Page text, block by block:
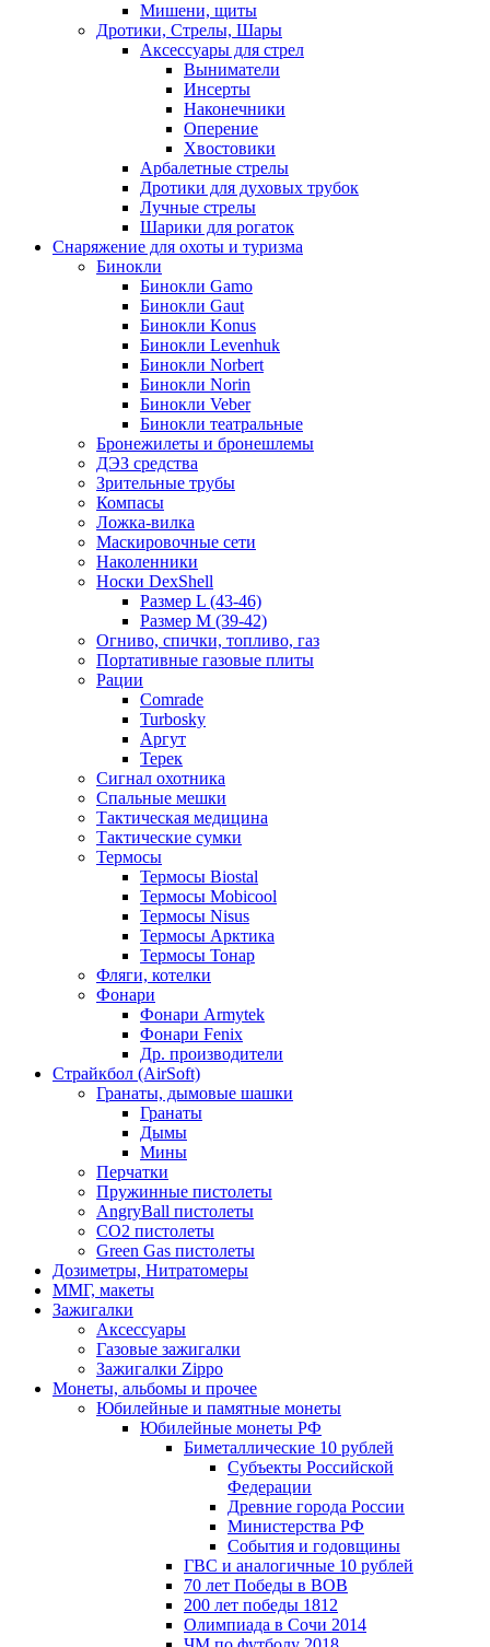
Мишени, щиты
Дротики, Стрелы, Шары
Аксессуары для стрел
Выниматели
Инсерты
Наконечники
Оперение
Хвостовики
Арбалетные стрелы
Дротики для духовых трубок
Лучные стрелы
Шарики для рогаток
Снаряжение для охоты и туризма
Бинокли
Бинокли Gamo
Бинокли Gaut
Бинокли Konus
Бинокли Levenhuk
Бинокли Norbert
Бинокли Norin
Бинокли Veber
Бинокли театральные
Бронежилеты и бронешлемы
ДЭЗ средства
Зрительные трубы
Компасы
Ложка-вилка
Маскировочные сети
Наколенники
Носки DexShell
Размер L (43-46)
Размер M (39-42)
Огниво, спички, топливо, газ
Портативные газовые плиты
Рации
Comrade
Turbosky
Аргут
Терек
Сигнал охотника
Спальные мешки
Тактическая медицина
Тактические сумки
Термосы
Термосы Biostal
Термосы Mobicool
Термосы Nisus
Термосы Арктика
Термосы Тонар
Фляги, котелки
Фонари
Фонари Armytek
Фонари Fenix
Др. производители
Страйкбол (AirSoft)
Гранаты, дымовые шашки
Гранаты
Дымы
Мины
Перчатки
Пружинные пистолеты
AngryBall пистолеты
CO2 пистолеты
Green Gas пистолеты
Дозиметры, Нитратомеры
ММГ, макеты
Зажигалки
Аксессуары
Газовые зажигалки
Зажигалки Zippo
Монеты, альбомы и прочее
Юбилейные и памятные монеты
Юбилейные монеты РФ
Биметаллические 10 рублей
Субъекты Российской
Федерации
Древние города России
Министерства РФ
События и годовщины
ГВС и аналогичные 10 рублей
70 лет Победы в ВОВ
200 лет победы 1812
Олимпиада в Сочи 2014